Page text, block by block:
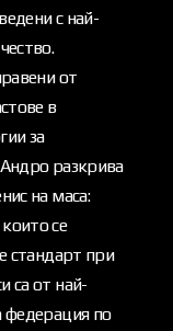
с най-
от
в
за
разкрива
на маса:
се
стандарт при
са от най-
федерация по